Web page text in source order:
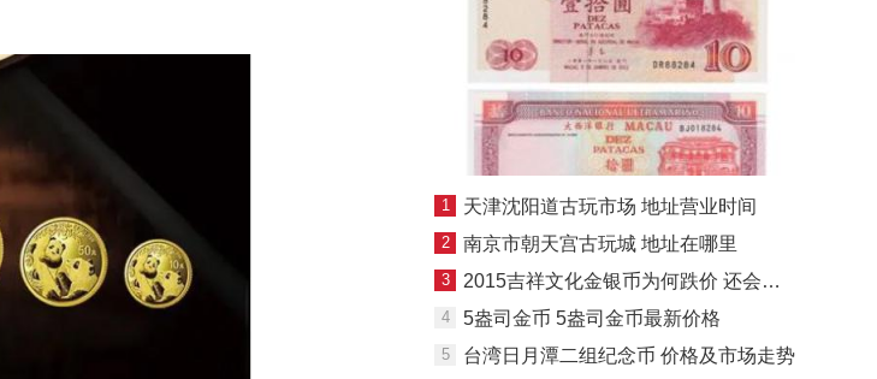
1 天津沈阳道古玩市场 地址营业时间
2 南京市朝天宫古玩城 地址在哪里
3 2015吉祥文化金银币为何跌价 还会升值吗
4 5盎司金币 5盎司金币最新价格
5 台湾日月潭二组纪念币 价格及市场走势